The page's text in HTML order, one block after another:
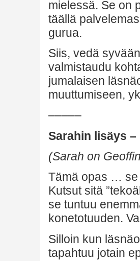
mielessä. Se on
täällä
gurua.
Siis, vedä
valmistaudu
jumalaisen
muuttumiseen,
–––––
Sarahin lisäys
(Sarah on
Tämä opas … se
Kutsut sitä
se tuntuu
konetotuuden.
Silloin kun
tapahtuu jotain